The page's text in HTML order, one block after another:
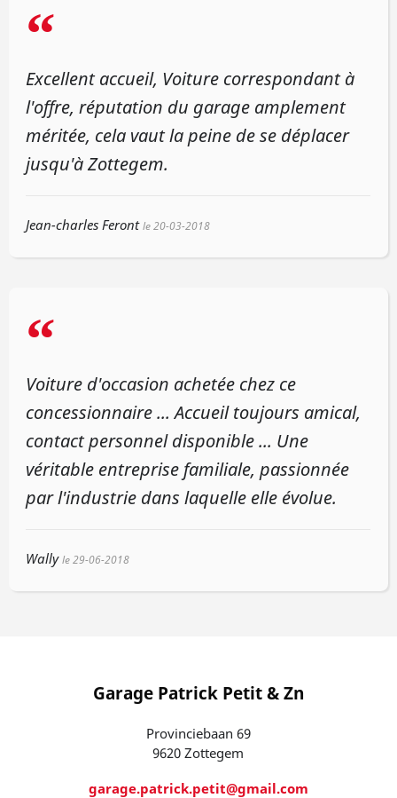
“
Excellent accueil, Voiture correspondant à
l'offre, réputation du garage amplement
méritée, cela vaut la peine de se déplacer
jusqu'à Zottegem.
Jean-charles Ferontle 20-03-2018
“
Voiture d'occasion achetée chez ce
concessionnaire ... Accueil toujours amical,
contact personnel disponible ... Une
véritable entreprise familiale, passionnée
par l'industrie dans laquelle elle évolue.
Wallyle 29-06-2018
Garage Patrick Petit & Zn
Provinciebaan 69
9620 Zottegem
garage.patrick.petit@gmail.com